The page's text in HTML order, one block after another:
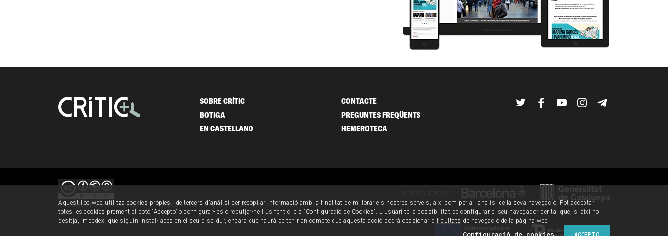
SOBRE CRÍTIC
BOTIGA
EN CASTELLANO
CONTACTE
PREGUNTES FREQÜENTS
HEMEROTECA
TwitterFacebook
YouTubeInstagram
Avís legal i política de privacitat Política de cookies Condicions generals de contractació
Aquest lloc web utilitza cookies pròpies i de tercers d'anàlisi per recopilar informació amb la finalitat de millorar els nostres serveis, així com per a l'anàlisi de la seva navegació. Pot acceptar
totes les cookies prement el botó “Accepto” o configurar-les o rebutjar-ne l'ús fent clic a “Configuració de Cookies”. L'usuari té la possibilitat de configurar el seu navegador per tal que, si així ho
desitja, impedexi que siguin instal·lades en el seu disc dur, encara que haurà de tenir en compte que aquesta acció podrà ocasionar dificultats de navegació de la pàgina web.
ACCEPTO
Configuració de cookies